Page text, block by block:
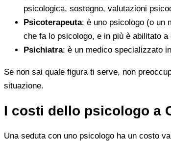
psicologica, sostegno, valutazioni
Psicoterapeuta: è uno psicologo (o un
che fa lo psicologo, e in più è abilitato
Psichiatra: è un medico specializzato
Se non sai quale figura ti serve, non
situazione.
I costi dello psicologo a
Una seduta con uno psicologo ha un costo